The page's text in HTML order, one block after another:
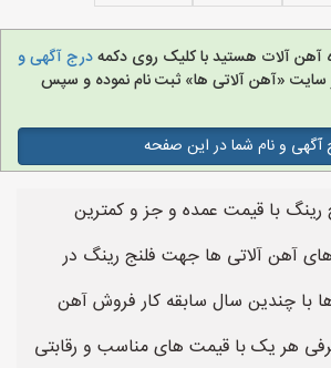
آهن آلات هستید با کلیک روی دکمهدرج آگهی و
سایت «آهن آلاتی ها» ثبت نام نموده و سپس
آگهی و نام شما در این صفحه
با قیمت عمده و جز و کمترین
آهن آلاتی ها جهت فلنج رینگ در
با چندین سال سابقه کار فروش آهن
هر یک با قیمت های مناسب و رقابتی